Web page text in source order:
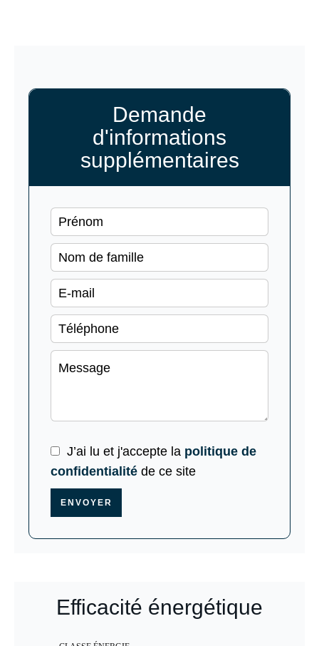
Demande
d'informations
supplémentaires
J’ai lu et j'accepte la politique de
confidentialité de ce site
ENVOYER
Efficacité énergétique